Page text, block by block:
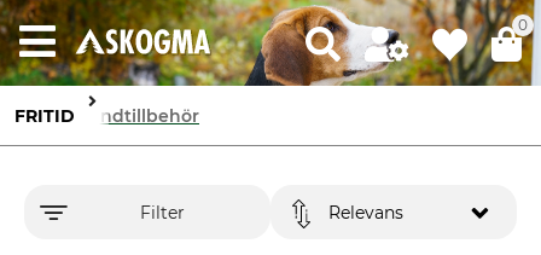
0
FRITID Hundtillbehör
Filter Relevans